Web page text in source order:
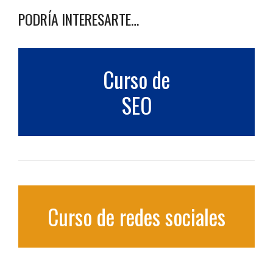
PODRÍA INTERESARTE…
Curso de
SEO
Curso de redes sociales